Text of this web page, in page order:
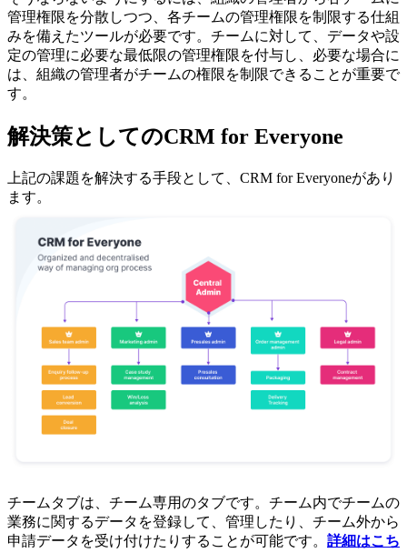
管理権限を分散しつつ、各チームの管理権限を制限する仕組
みを備えたツールが必要です。チームに対して、データや設
定の管理に必要な最低限の管理権限を付与し、必要な場合に
は、組織の管理者がチームの権限を制限できることが重要で
す。
解決策としてのCRM for Everyone
上記の課題を解決する手段として、CRM for Everyoneがあり
ます。
チームタブは、チーム専用のタブです。チーム内でチームの
業務に関するデータを登録して、管理したり、チーム外から
申請データを受け付けたりすることが可能です。 詳細はこち